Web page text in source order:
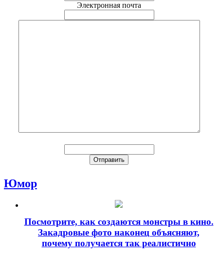
Электронная почта
Юмор
Посмотрите, как создаются монстры в кино.
Закадровые фото наконец объясняют,
почему получается так реалистично